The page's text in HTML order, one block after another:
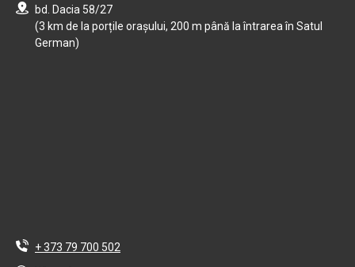
bd. Dacia 58/27
(3 km de la porțile orașului, 200 m până la întrarea în Satul
German)
+ 373 79 700 502